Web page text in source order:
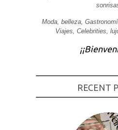
Moda, belleza,
Viajes, Celebrities,
RECENT
visita. Si
algunas